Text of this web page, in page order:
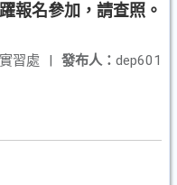
報名參加，請查照。
發布人： dep601
實習處 |